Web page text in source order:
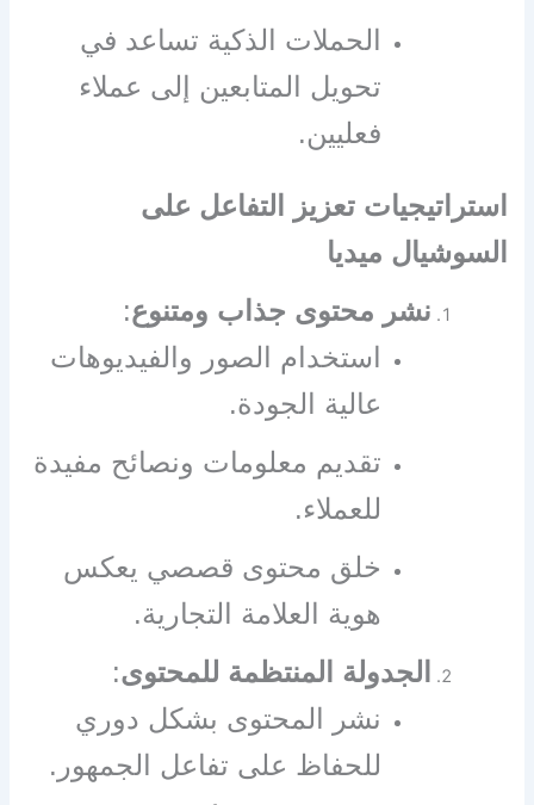
الحملات الذكية تساعد في
تحويل المتابعين إلى عملاء
فعليين.
استراتيجيات تعزيز التفاعل على
السوشيال ميديا
نشر محتوى جذاب ومتنوع:
استخدام الصور والفيديوهات
عالية الجودة.
تقديم معلومات ونصائح مفيدة
للعملاء.
خلق محتوى قصصي يعكس
هوية العلامة التجارية.
الجدولة المنتظمة للمحتوى:
نشر المحتوى بشكل دوري
للحفاظ على تفاعل الجمهور.